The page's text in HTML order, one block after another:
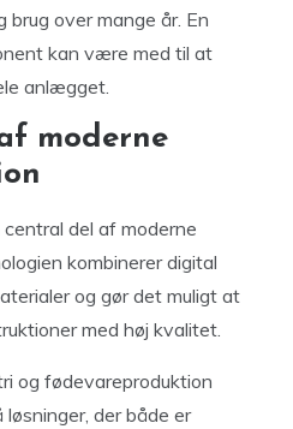
brug over mange år. En
kan være med til at
anlægget.
moderne
del af moderne
kombinerer digital
og gør det muligt at
med høj kvalitet.
og fødevareproduktion
der både er